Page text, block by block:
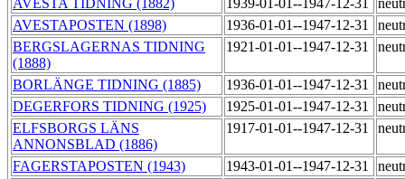
AVESTA TIDNING (1882)
1939-01-01--1947-12-31
AVESTAPOSTEN (1898)
1936-01-01--1947-12-31
BERGSLAGERNAS TIDNING
(1888)
1921-01-01--1947-12-31
BORLÄNGE TIDNING (1885) 1936-01-01--1947-12-31
DEGERFORS TIDNING (1925)
1925-01-01--1947-12-31
ELFSBORGS LÄNS
ANNONSBLAD (1886)
1917-01-01--1947-12-31
FAGERSTAPOSTEN (1943) 1943-01-01--1947-12-31